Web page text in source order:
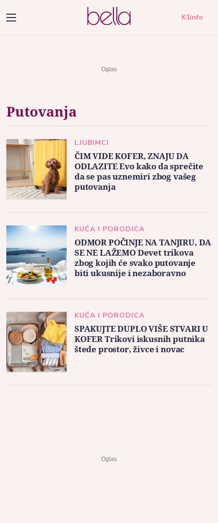
K1info
Putovanja
LJUBIMCI
ČIM VIDE KOFER, ZNAJU DA
ODLAZITE Evo kako da sprečite
da se pas uznemiri zbog vašeg
putovanja
KUĆA I PORODICA
ODMOR POČINJE NA TANJIRU, DA
SE NE LAŽEMO Devet trikova
zbog kojih će svako putovanje
biti ukusnije i nezaboravno
KUĆA I PORODICA
SPAKUJTE DUPLO VIŠE STVARI U
KOFER Trikovi iskusnih putnika
štede prostor, živce i novac